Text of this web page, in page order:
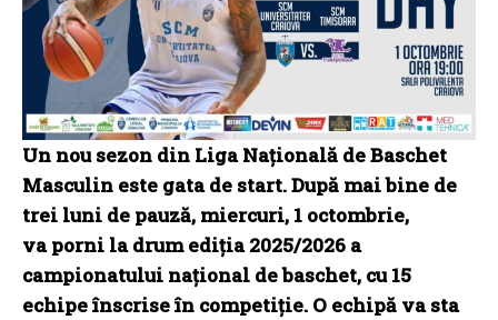
Un nou sezon din Liga Națională de Baschet
Masculin este gata de start. După mai bine de
trei luni de pauză, miercuri, 1 octombrie,
va porni la drum ediția 2025/2026 a
campionatului național de baschet, cu 15
echipe înscrise în competiție. O echipă va sta